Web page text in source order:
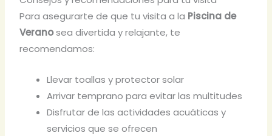
Para asegurarte de que tu visita a la Piscina de
Veranosea divertida y relajante, te
recomendamos:
Llevar toallas y protector solar
Arrivar temprano para evitar las multitudes
Disfrutar de las actividades acuáticas y
servicios que se ofrecen